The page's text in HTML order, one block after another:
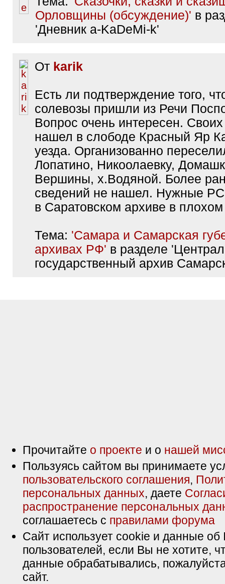
Орловщины (обсуждение)' в
'Дневник a-KaDeMi-k'
От karik
Есть ли подтверждение того,
солевозы пришли из Речи
Вопрос очень интересен.
нашел в слободе Красный Яр
уезда. Организованно
Лопатино, Никоолаевку,
Вершины, х.Водяной. Более
сведений не нашел. Нужные РС
в Саратовском архиве в
Тема: 'Самара и Самарская
архивах РФ' в разделе
государственный архив
Прочитайте о проекте и о нашей
Пользуясь сайтом вы принимаете
пользовательского соглашения,
персональных данных, даете
распространение персональных
соглашаетесь с правилами форума
Сайт использует cookie и данные об
пользователей, если Вы не хотите,
данные обрабатывались,
сайт.